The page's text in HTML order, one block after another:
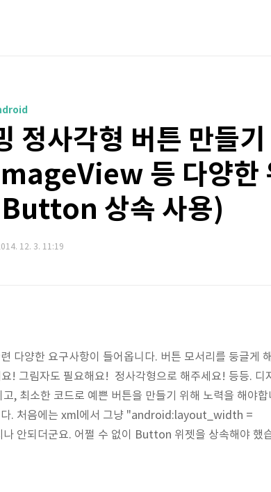
정사각형 버튼 만들기
등 다양한
Button 상속 사용)
12. 3. 11:19
다양한 요구사항이 들어옵니다. 버튼 모서리를 둥글게
! 그림자도 필요해요! 정사각형으로 해주세요! 등등. 디
, 최소한 코드로 예쁜 버튼을 만들기 위해 노력을 해야합
다. 처음에는 xml에서 그냥 "android:layout_width =
안되더군요. 어쩔 수 없이 Button 위젯을 상속해야 했